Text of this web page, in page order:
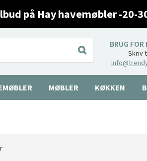
på Hay havemøbler -20-
BRUG
Skriv
MØBLER KØKKEN